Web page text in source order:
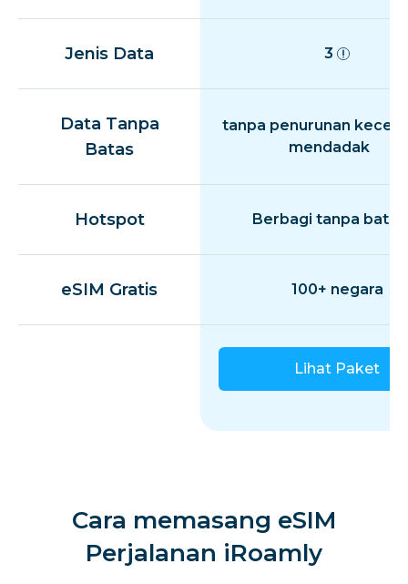
Jenis Data 3
Data Tanpa
Batas
tanpa penurunan
mendadak
Hotspot Berbagi tanpa batas
eSIM Gratis 100+ negara
Lihat Paket
Cara memasang eSIM
Perjalanan iRoamly